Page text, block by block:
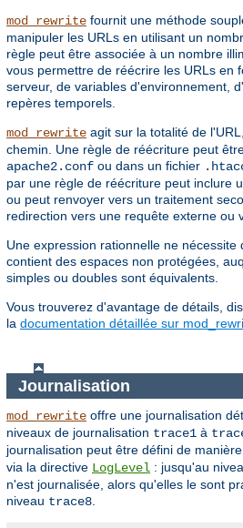
mod_rewrite fournit une méthode
manipuler les URLs en utilisant un
règle peut être associée à un nombre
vous permettre de réécrire les URLs en
serveur, de variables d'environnement,
repères temporels.
mod_rewrite agit sur la totalité de
chemin. Une règle de réécriture peut
apache2.conf ou dans un fichier
par une règle de réécriture peut inclure
ou peut renvoyer vers un traitement
redirection vers une requête externe ou
Une expression rationnelle ne nécessite
contient des espaces non protégées,
simples ou doubles sont équivalents.
Vous trouverez d'avantage de détails,
la documentation détaillée sur
Journalisation
mod_rewrite offre une journalisation
niveaux de journalisation trace1 à
journalisation peut être défini de
via la directive LogLevel : jusqu'au
n'est journalisée, alors qu'elles le sont
niveau trace8.